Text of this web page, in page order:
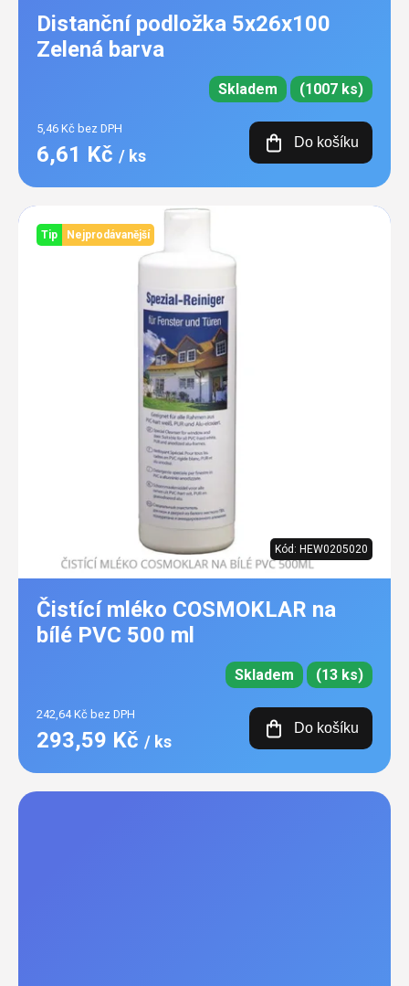
Distanční podložka 5x26x100
Zelená barva
Skladem (1007 ks)
5,46 Kč bez DPH
6,61 Kč / ks
Do košíku
Tip Nejprodávanější
Kód: HEW0205020
Čistící mléko COSMOKLAR na
bílé PVC 500 ml
Skladem (13 ks)
242,64 Kč bez DPH
293,59 Kč / ks
Do košíku